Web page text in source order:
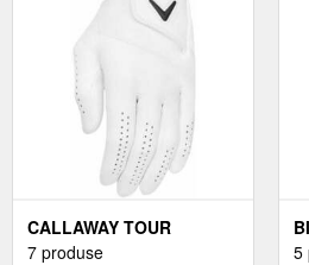
CALLAWAY TOUR
AUTHENTIC WHITE M
7 produse 5